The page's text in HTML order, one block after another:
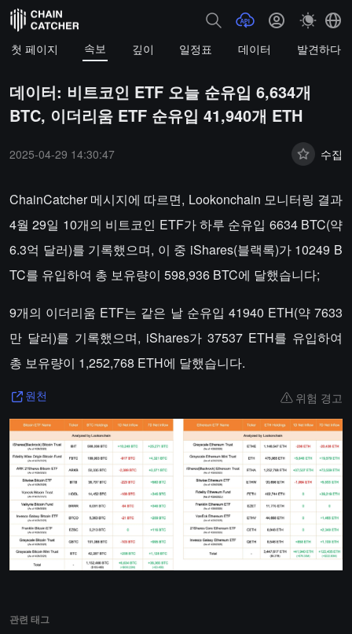
첫 페이지 속보 깊이 일정표 데이터 발견하다
데이터: 비트코인 ETF 오늘 순유입 6,634개
BTC, 이더리움 ETF 순유입 41,940개 ETH
2025-04-29 14:30:47 수집
ChainCatcher 메시지에 따르면, Lookonchain 모니터링 결과
4월 29일 10개의 비트코인 ETF가 하루 순유입 6634 BTC(약
6.3억 달러)를 기록했으며, 이 중 iShares(블랙록)가 10249 B
TC를 유입하여 총 보유량이 598,936 BTC에 달했습니다;
9개의 이더리움 ETF는 같은 날 순유입 41940 ETH(약 7633
만 달러)를 기록했으며, iShares가 37537 ETH를 유입하여
총 보유량이 1,252,768 ETH에 달했습니다.
원천 위험 경고
관련 태그